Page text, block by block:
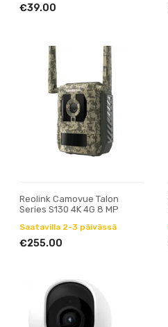
€39.00
Reolink Camovue Talon
Series S130 4K 4G 8 MP
Saatavilla 2-3 päivässä
€255.00